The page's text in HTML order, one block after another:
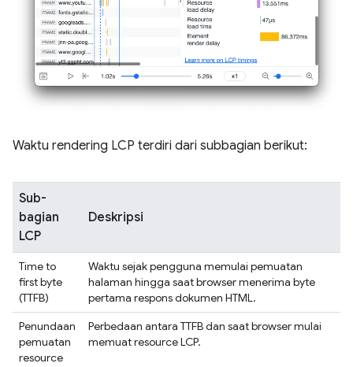
Waktu rendering LCP terdiri dari subbagian berikut:
Sub-
bagian
LCP
Deskripsi
Time to
first byte
(TTFB)
Waktu sejak pengguna memulai pemuatan
halaman hingga saat browser menerima byte
pertama respons dokumen HTML.
Penundaan
pemuatan
resource
Perbedaan antara TTFB dan saat browser mulai
memuat resource LCP.